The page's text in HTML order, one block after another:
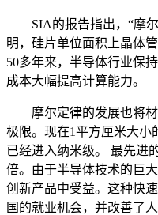
SIA的报告指出，“摩尔
明，硅片单位面积上晶体
50多年来，半导体行业保
成本大幅提高计算能力。
摩尔定律的发展也将材
极限。现在1平方厘米大小
已经进入纳米级。 最先进
倍。由于半导体技术的巨
创新产品中受益。这种快
国的就业机会，并改善了